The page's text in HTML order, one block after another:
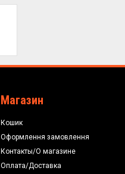
Магазин
Кошик
Оформлення замовлення
Контакты/О магазине
Оплата/Доставка